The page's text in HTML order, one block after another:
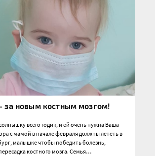
за новым костным мозгом!
всего годик, и ей очень нужна Ваша
с мамой в начале февраля должны лететь в
малышке чтобы победить болезнь,
костного мозга. Семья…